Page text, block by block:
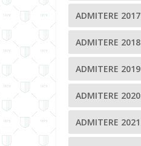
ADMITERE 2017
ADMITERE 2018
ADMITERE 2019
ADMITERE 2020
ADMITERE 2021